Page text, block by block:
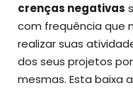
crenças negativas
com frequência que
realizar suas
dos seus projetos
mesmas. Esta baixa